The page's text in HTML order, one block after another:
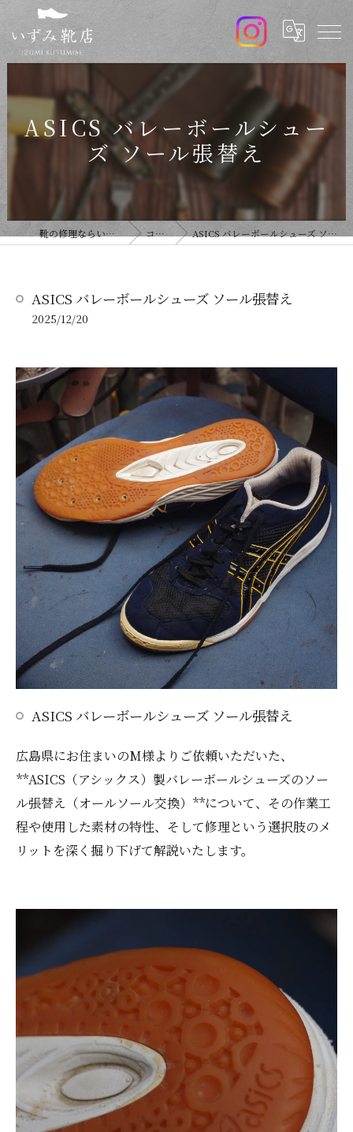
ASICS バレーボールシュー
ズ ソール張替え
靴の修理ならいずみ靴店 コラム ASICS バレーボールシューズ ソール張替え
ASICS バレーボールシューズ ソール張替え
2025/12/20
ASICS バレーボールシューズ ソール張替え
広島県にお住まいのM様よりご依頼いただいた、
**ASICS（アシックス）製バレーボールシューズのソー
ル張替え（オールソール交換）**について、その作業工
程や使用した素材の特性、そして修理という選択肢のメ
リットを深く掘り下げて解説いたします。